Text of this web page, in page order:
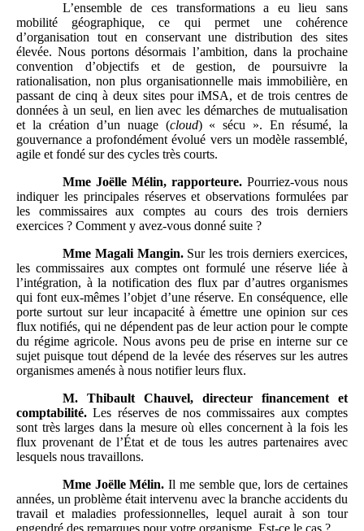
L’ensemble de ces transformations a eu lieu sans
mobilité géographique, ce qui permet une cohérence
d’organisation tout en conservant une distribution des sites
élevée. Nous portons désormais l’ambition, dans la prochaine
convention d’objectifs et de gestion, de poursuivre la
rationalisation, non plus organisationnelle mais immobilière, en
passant de cinq à deux sites pour iMSA, et de trois centres de
données à un seul, en lien avec les démarches de mutualisation
et la création d’un nuage (cloud) « sécu ». En résumé, la
gouvernance a profondément évolué vers un modèle rassemblé,
agile et fondé sur des cycles très courts.
Mme Joëlle Mélin, rapporteure.Pourriez-vous nous
indiquer les principales réserves et observations formulées par
les commissaires aux comptes au cours des trois derniers
exercices ? Comment y avez-vous donné suite ?
Mme Magali Mangin.Sur les trois derniers exercices,
les commissaires aux comptes ont formulé une réserve liée à
l’intégration, à la notification des flux par d’autres organismes
qui font eux-mêmes l’objet d’une réserve. En conséquence, elle
porte surtout sur leur incapacité à émettre une opinion sur ces
flux notifiés, qui ne dépendent pas de leur action pour le compte
du régime agricole. Nous avons peu de prise en interne sur ce
sujet puisque tout dépend de la levée des réserves sur les autres
organismes amenés à nous notifier leurs flux.
M.
Thibault Chauvel, directeur financement et
comptabilité. Les réserves de nos commissaires aux comptes
sont très larges dans la mesure où elles concernent à la fois les
flux provenant de l’État et de tous les autres partenaires avec
lesquels nous travaillons.
Mme Joëlle Mélin. Il me semble que, lors de certaines
années, un problème était intervenu avec la branche accidents du
travail et maladies professionnelles, lequel aurait à son tour
engendré des remarques pour votre organisme. Est-ce le cas ?